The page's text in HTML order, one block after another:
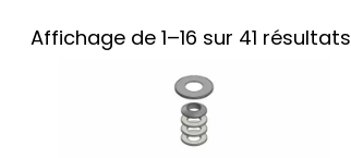
Affichage de 1–16 sur 41 résultats